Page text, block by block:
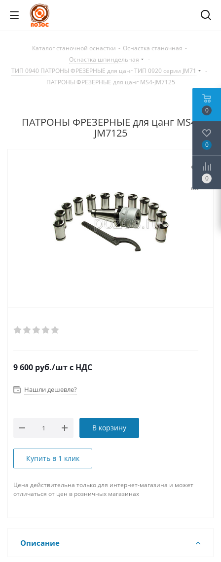
Каталог станочной оснастки - Оснастка станочная -
Оснастка шпиндельная
-
ТИП 0940 ПАТРОНЫ ФРЕЗЕРНЫЕ для цанг ТИП 0920 серии JM71
-
ПАТРОНЫ ФРЕЗЕРНЫЕ для цанг MS4-JM7125
ПАТРОНЫ ФРЕЗЕРНЫЕ для цанг MS4-
JM7125
9 600 руб./штс НДС
Нашли дешевле?
В корзину
Купить в 1 клик
Цена действительна только для интернет-магазина и может
отличаться от цен в розничных магазинах
Описание
0
0
0